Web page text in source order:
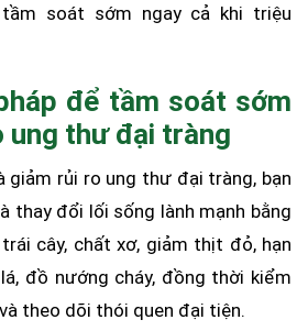
soát sớm ngay cả khi triệu
để tầm soát sớm
ung thư đại tràng
rủi ro ung thư đại tràng, bạn
thay đổi lối sống lành mạnh bằng
cây, chất xơ, giảm thịt đỏ, hạn
đồ nướng cháy, đồng thời kiểm
theo dõi thói quen đại tiện.